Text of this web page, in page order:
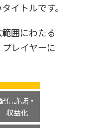
イトルです。
囲にわたる
レイヤーに
信許諾・
収益化